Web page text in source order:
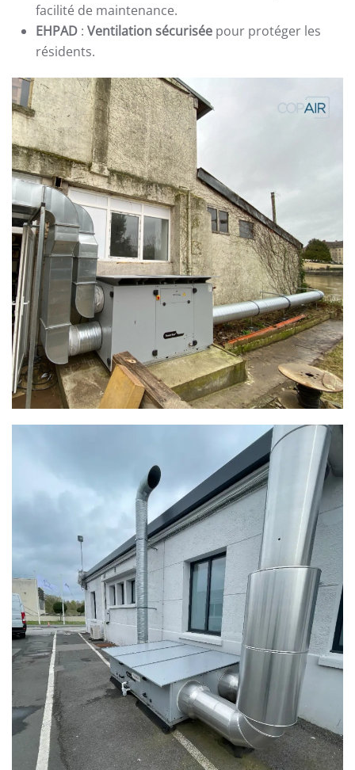
facilité de maintenance.
EHPAD : Ventilation sécurisée pour protéger les
résidents.